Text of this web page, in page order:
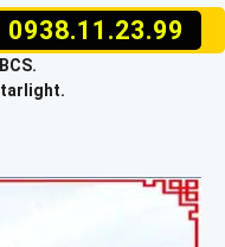
0938.11.23.99